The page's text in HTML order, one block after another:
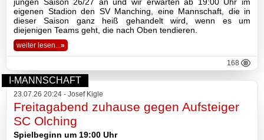
Fotogalerie
Wegbeschreibung
Archiv
2026
2025
eigenen Stadion den SV Manching, eine Mannschaft, die in
dieser Saison ganz heiß gehandelt wird, wenn es um
diejenigen Teams geht, die nach Oben tendieren.
weiter lesen...»
168
I-MANNSCHAFT
23.07.26 20:24 - Josef Kigle
Freitagabend zuhause gegen Aufsteiger
SC Olching
Spielbeginn um 19:00 Uhr